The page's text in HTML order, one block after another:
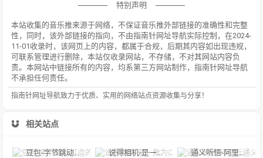
特别声明
本站收集的音乐推来源于网络，不保证音乐推外部链接的准确性和完整
性，同时，该外部链接的指向，不由指南针网址导航实际控制，在2024-
11-01收录时，该网页上的内容，都属于合规，后期其内容如出现违规，
可联系管理进行删除，本站仅收录网站，不存储，不对其网站内容负
责。本网站中链接所有的内容，均系第三方网站制作，指南针网址导航
不承担任何责任。
指南针网址导航致力于优质、实用的网络站点资源收集与分享！
相关站点
豆包-字节跳动打造的多功能AI对话工具 说得相机-是一款为口播视频创作者量身定制的智能拍摄工具 通义听悟-阿里云通义听悟是聚焦音视频内容的工作学习AI助手